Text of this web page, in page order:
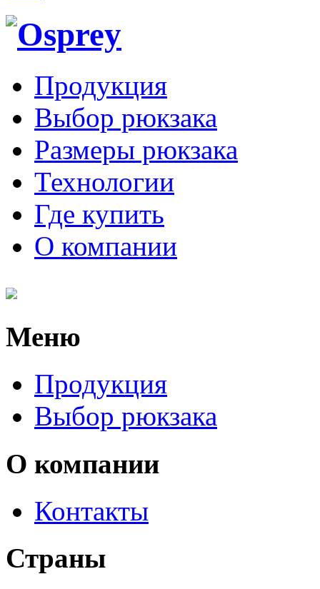
Продукция
Выбор рюкзака
Размеры рюкзака
Технологии
Где купить
О компании
Меню
Продукция
Выбор рюкзака
О компании
Контакты
Страны